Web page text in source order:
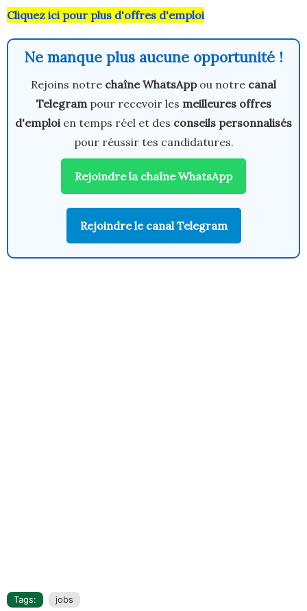
Cliquez ici pour plus d'offres d'emploi
Ne manque plus aucune opportunité !
Rejoins notre chaîne WhatsAppou notre canal
Telegrampour recevoir les meilleures offres
d'emploien temps réel et des conseils personnalisés
pour réussir tes candidatures.
Rejoindre la chaîne WhatsApp
Rejoindre le canal Telegram
Tags: jobs